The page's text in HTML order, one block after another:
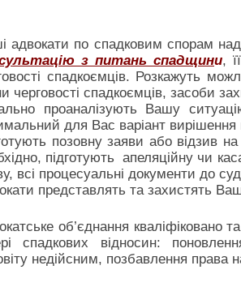
адвокати по спадковим спорам
з питань спадщини,
спадкоємців. Розкажуть
черговості спадкоємців, засоби
проаналізують Вашу
для Вас варіант
позовну заяви або відзив
підготують апеляційну чи
всі процесуальні документи до
представлять та захистять
об’єднання
спадкових відносин:
недійсним, позбавлення права